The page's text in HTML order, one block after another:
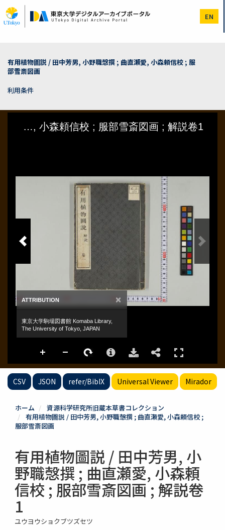
イ
ン
EN
有用植物圖説 / 田中芳男, 小野職愨撰 ; 曲直瀬愛, 小森頼信校 ; 服
部雪斎図画
利用条件
CSV JSON refer/BibIX Universal Viewer Mirador
ホーム
資源科学研究所旧蔵本草書コレクション
有用植物圖説 / 田中芳男, 小野職愨撰 ; 曲直瀬愛, 小森頼信校 ;
服部雪斎図画
有用植物圖説 / 田中芳男, 小
野職愨撰 ; 曲直瀬愛, 小森頼
信校 ; 服部雪斎図画 ; 解説卷
1
ユウヨウショクブツズセツ